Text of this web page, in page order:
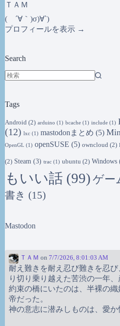
ＴＡＭ
( ´∀｀)σ)∀`)
プロフィールを表示 →
Search
な
Tags
Android (2) arduino (1) bcache (1) include (1)
(12) lxc (1) mastodonまとめ (5)
OpenGL (1) openSUSE (5) owncloud (2)
(2) Steam (3) trac (1) ubuntu (2) Windows
もいい話 (99)ゲー
書き (15)
Mastodon
ＴＡＭ on 7/7/2026, 8:01:03 AM
耐え難きを耐え忍び難きを忍
り切り乗り越えた苦渋の一年
約束の橋にいたのは、半裸の
帝だった。
神の意志に潜みしものは、愛か